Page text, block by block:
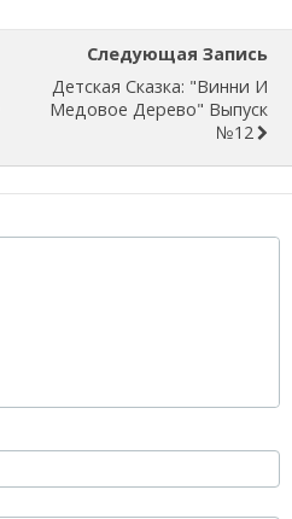
Следующая Запись
Детская Сказка: "Винни И
Медовое Дерево" Выпуск
№12